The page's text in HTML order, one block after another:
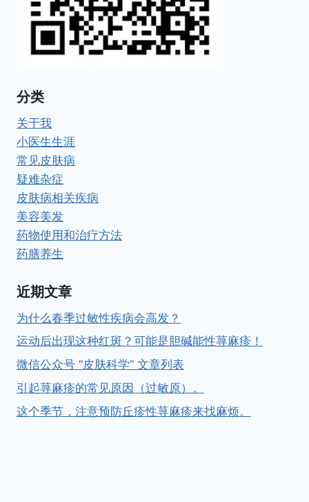
分类
关于我
小医生生涯
常见皮肤病
疑难杂症
皮肤病相关疾病
美容美发
药物使用和治疗方法
药膳养生
近期文章
为什么春季过敏性疾病会高发？
运动后出现这种红斑？可能是胆碱能性荨麻疹！
微信公众号 “皮肤科学” 文章列表
引起荨麻疹的常见原因（过敏原）。
这个季节，注意预防丘疹性荨麻疹来找麻烦。